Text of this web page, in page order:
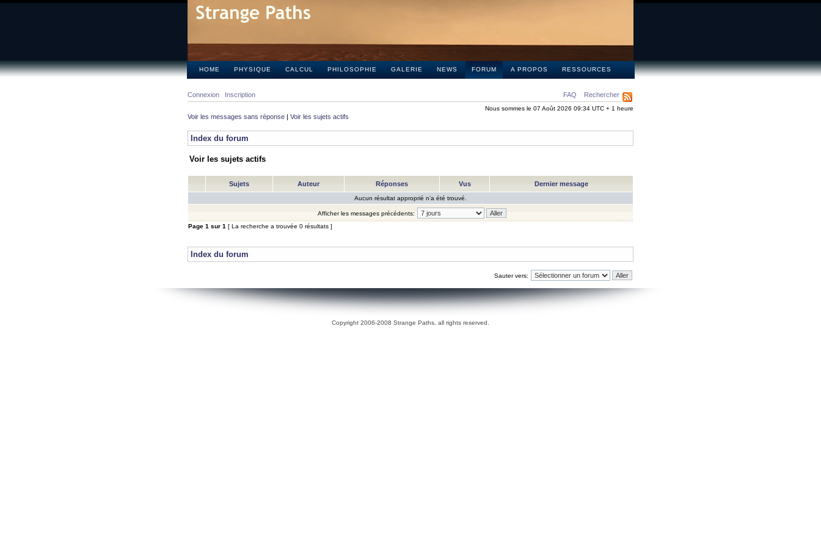
HOME PHYSIQUE CALCUL PHILOSOPHIE GALERIE NEWS FORUM A PROPOS RESSOURCES
FAQ Rechercher
Connexion Inscription
Nous sommes le 07 Août 2026 09:34 UTC + 1 heure
Voir les messages sans réponse | Voir les sujets actifs
Index du forum
Voir les sujets actifs
Sujets Auteur Réponses Vus Dernier message
Aucun résultat approprié n’a été trouvé.
Afficher les messages précédents:
Page 1 sur 1 [ La recherche a trouvée 0 résultats ]
Index du forum
Sauter vers:
Copyright 2006-2008 Strange Paths, all rights reserved.